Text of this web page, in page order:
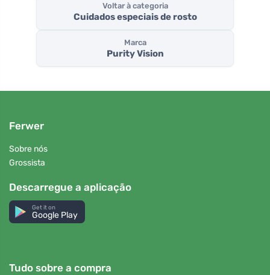
Voltar à categoria
Cuidados especiais de rosto
Marca
Purity Vision
Ferwer
Sobre nós
Grossista
Descarregue a aplicação
Get it on
Google Play
Tudo sobre a compra